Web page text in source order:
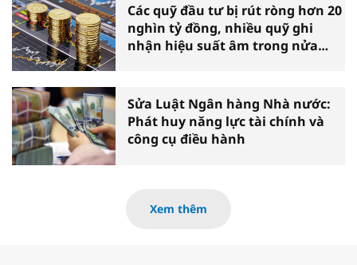
Các quỹ đầu tư bị rút ròng hơn 20
nghìn tỷ đồng, nhiều quỹ ghi
nhận hiệu suất âm trong nửa
Sửa Luật Ngân hàng Nhà nước:
Phát huy năng lực tài chính và
công cụ điều hành
Xem thêm